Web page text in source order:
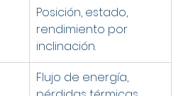
Posición, estado,
rendimiento por
inclinación.
Flujo de energía,